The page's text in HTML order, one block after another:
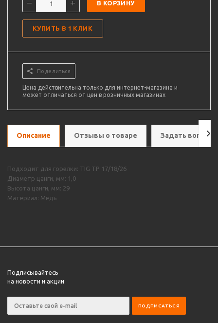
В КОРЗИНУ
КУПИТЬ В 1 КЛИК
Поделиться
Цена действительна только для интернет-магазина и
может отличаться от цен в розничных магазинах
Описание Отзывы о товаре Задать вопрос
Подходит для горелки: TIG TP 17/18/26
Диаметр цанги, мм: 1,0
Высота цанги, мм: 29
Материал: Медь
Подписывайтесь
на новости и акции